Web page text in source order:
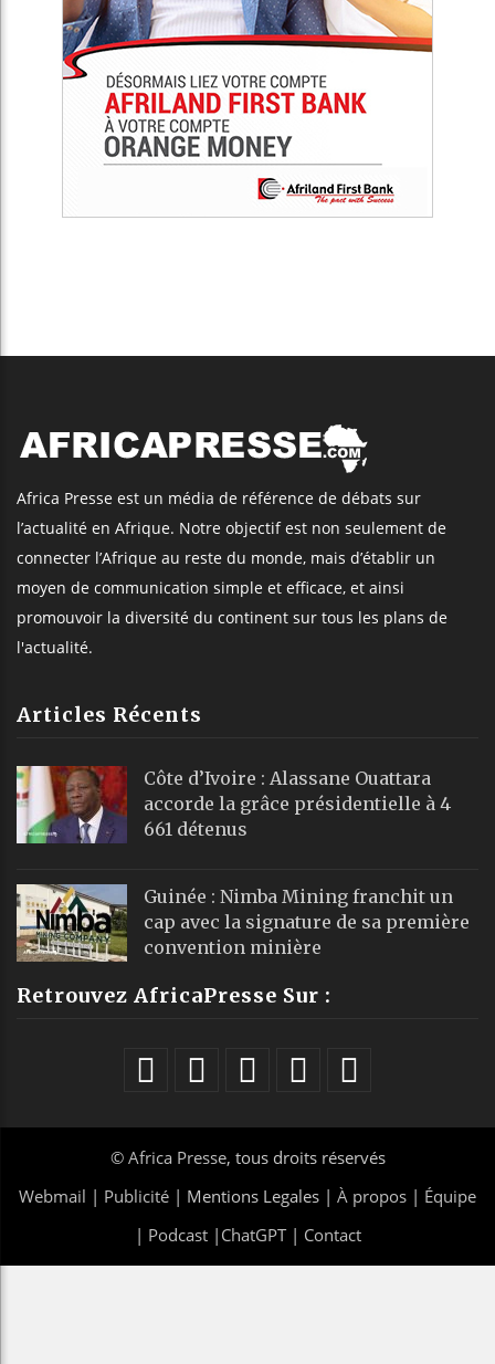
Africa Presse est un média de référence de débats sur
l’actualité en Afrique. Notre objectif est non seulement de
connecter l’Afrique au reste du monde, mais d’établir un
moyen de communication simple et efficace, et ainsi
promouvoir la diversité du continent sur tous les plans de
l'actualité.
Articles Récents
Côte d’Ivoire : Alassane Ouattara
accorde la grâce présidentielle à 4
661 détenus
Guinée : Nimba Mining franchit un
cap avec la signature de sa première
convention minière
Retrouvez AfricaPresse Sur :
© Africa Presse, tous droits réservés
Webmail | Publicité | Mentions Legales | À propos | Équipe
| Podcast| ChatGPT| Contact